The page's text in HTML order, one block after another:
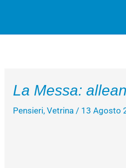
La Messa:
Pensieri,Vetrina / 13 Agosto